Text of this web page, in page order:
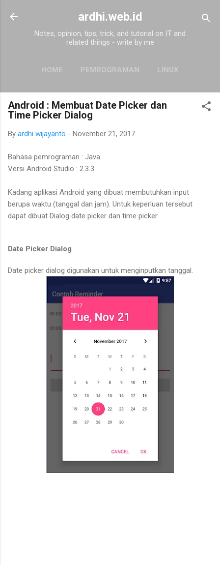
Skip to main content
ardhi.web.id
Notes, opinion, tips, trick, and tutorial on IT and
related things - write by me
HOME PEMROGRAMAN LINUX
MORE… ABOUT
Android : Membuat Date Picker dan
Time Picker Dialog
By ardhi wijayanto - November 21, 2017
Bahasa pemrograman : Java
Versi Android Studio : 2.3.3
Kadang aplikasi Android yang dibuat membutuhkan input
berupa waktu (tanggal dan jam). Untuk keperluan tersebut
dapat dibuat Dialog date picker dan time picker.
Date Picker Dialog
Date picker dialog digunakan untuk menginputkan tanggal.